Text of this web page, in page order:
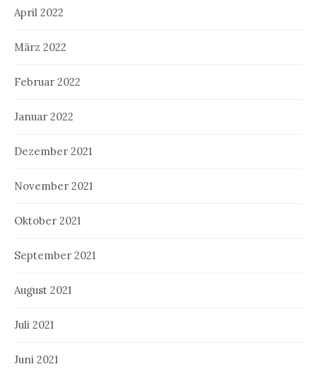
April 2022
März 2022
Februar 2022
Januar 2022
Dezember 2021
November 2021
Oktober 2021
September 2021
August 2021
Juli 2021
Juni 2021